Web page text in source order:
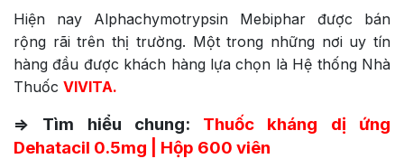
Hiện nay Alphachymotrypsin Mebiphar được bán
rộng rãi trên thị trường. Một trong những nơi uy tín
hàng đầu được khách hàng lựa chọn là Hệ thống Nhà
Thuốc VIVITA.
=> Tìm hiểu chung: Thuốc kháng dị ứng
Dehatacil 0.5mg | Hộp 600 viên